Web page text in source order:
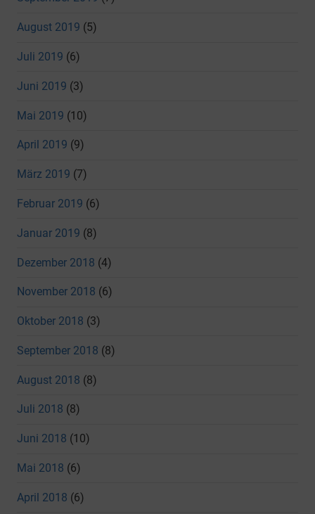
August 2019 (5)
Juli 2019 (6)
Juni 2019 (3)
Mai 2019 (10)
April 2019 (9)
März 2019 (7)
Februar 2019 (6)
Januar 2019 (8)
Dezember 2018 (4)
November 2018 (6)
Oktober 2018 (3)
September 2018 (8)
August 2018 (8)
Juli 2018 (8)
Juni 2018 (10)
Mai 2018 (6)
April 2018 (6)